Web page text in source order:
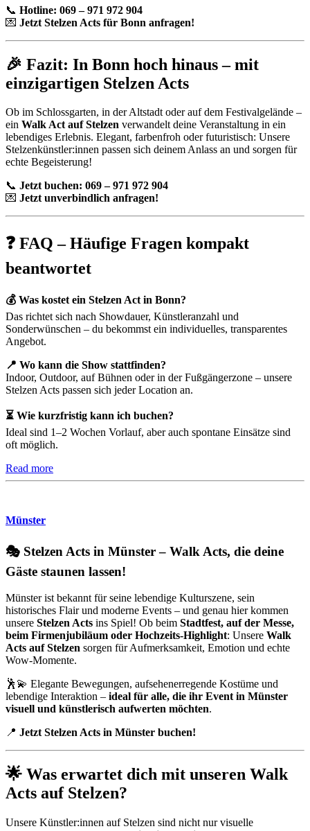
📞 Hotline: 069 – 971 972 904
💌 Jetzt Stelzen Acts für Bonn anfragen!
🎉 Fazit: In Bonn hoch hinaus – mit
einzigartigen Stelzen Acts
Ob im Schlossgarten, in der Altstadt oder auf dem Festivalgelände –
ein Walk Act auf Stelzen verwandelt deine Veranstaltung in ein
lebendiges Erlebnis. Elegant, farbenfroh oder futuristisch: Unsere
Stelzenkünstler:innen passen sich deinem Anlass an und sorgen für
echte Begeisterung!
📞 Jetzt buchen: 069 – 971 972 904
💌 Jetzt unverbindlich anfragen!
❓ FAQ – Häufige Fragen kompakt
beantwortet
💰 Was kostet ein Stelzen Act in Bonn?
Das richtet sich nach Showdauer, Künstleranzahl und
Sonderwünschen – du bekommst ein individuelles, transparentes
Angebot.
📍 Wo kann die Show stattfinden?
Indoor, Outdoor, auf Bühnen oder in der Fußgängerzone – unsere
Stelzen Acts passen sich jeder Location an.
⏳ Wie kurzfristig kann ich buchen?
Ideal sind 1–2 Wochen Vorlauf, aber auch spontane Einsätze sind
oft möglich.
Read more
Münster
🎭 Stelzen Acts in Münster – Walk Acts, die deine
Gäste staunen lassen!
Münster ist bekannt für seine lebendige Kulturszene, sein
historisches Flair und moderne Events – und genau hier kommen
unsere Stelzen Acts ins Spiel! Ob beim Stadtfest, auf der Messe,
beim Firmenjubiläum oder Hochzeits-Highlight: Unsere Walk
Acts auf Stelzen sorgen für Aufmerksamkeit, Emotion und echte
Wow-Momente.
🕺💫 Elegante Bewegungen, aufsehenerregende Kostüme und
lebendige Interaktion – ideal für alle, die ihr Event in Münster
visuell und künstlerisch aufwerten möchten.
📍 Jetzt Stelzen Acts in Münster buchen!
🌟 Was erwartet dich mit unseren Walk
Acts auf Stelzen?
Unsere Künstler:innen auf Stelzen sind nicht nur visuelle